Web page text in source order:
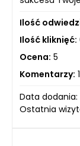
Ilość
Ilość kliknięć:
Ocena: 5
Komentarzy: 1
Data dodania:
Ostatnia